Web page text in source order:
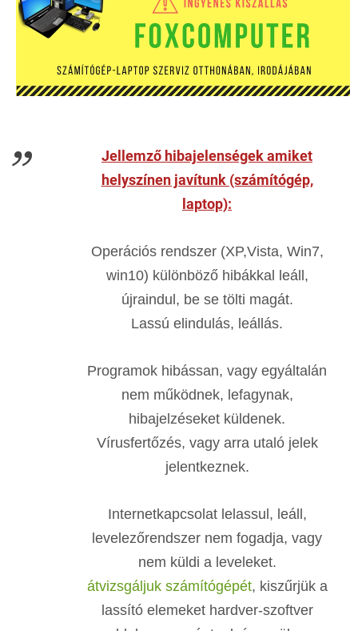
Jellemző hibajelenségek amiket
helyszínen javítunk (számítógép,
laptop):
Operációs rendszer (XP,Vista, Win7,
win10) különböző hibákkal leáll,
újraindul, be se tölti magát.
Lassú elindulás, leállás.
Programok hibássan, vagy egyáltalán
nem működnek, lefagynak,
hibajelzéseket küldenek.
Vírusfertőzés, vagy arra utaló jelek
jelentkeznek.
Internetkapcsolat lelassul, leáll,
levelezőrendszer nem fogadja, vagy
nem küldi a leveleket.
átvizsgáljuk számítógépét, kiszűrjük a
lassító elemeket hardver-szoftver